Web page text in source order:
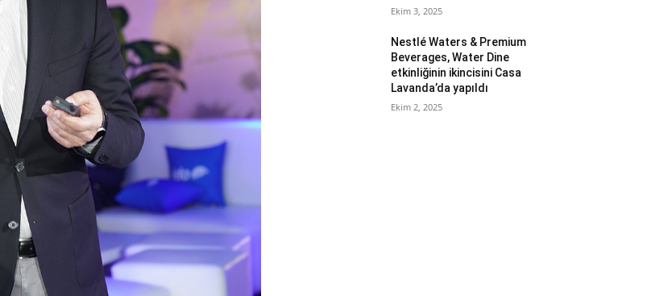
Ekim 3, 2025
Nestlé Waters & Premium
Beverages, Water Dine
etkinliğinin ikincisini Casa
Lavanda’da yapıldı
Ekim 2, 2025